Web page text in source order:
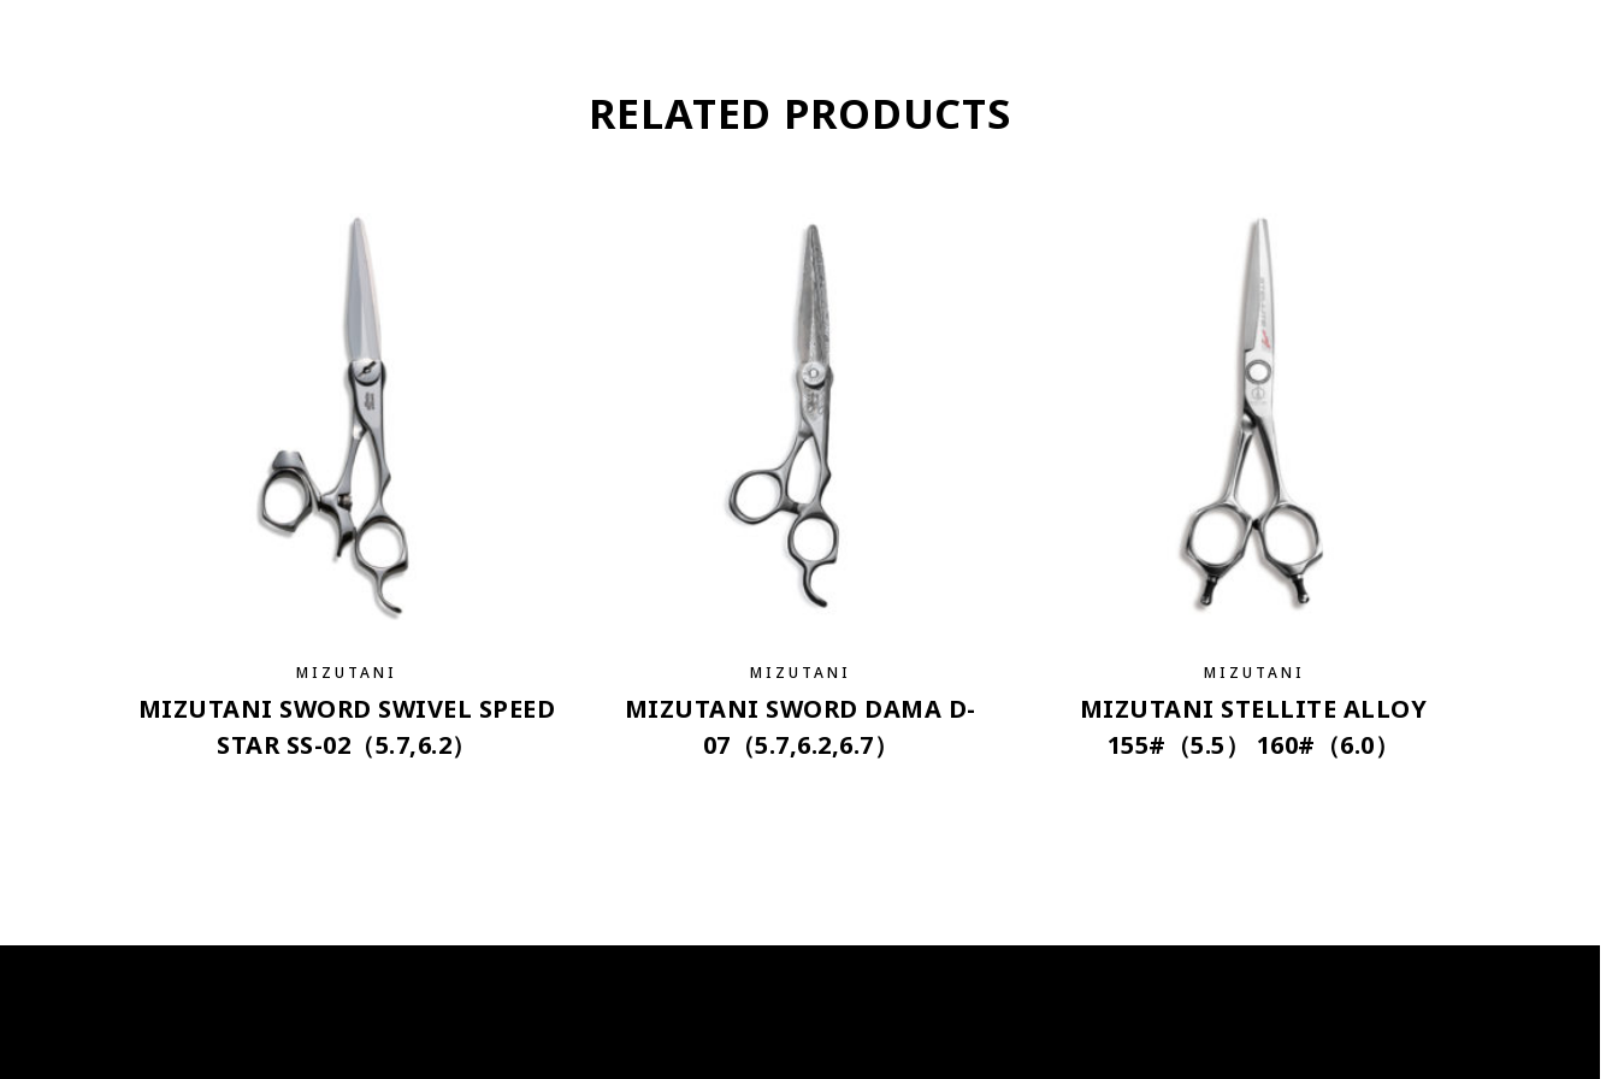
RELATED PRODUCTS
MIZUTANI
MIZUTANI SWORD SWIVEL SPEED
STAR SS-02（5.7,6.2）
MIZUTANI
MIZUTANI SWORD DAMA D-
07（5.7,6.2,6.7）
MIZUTANI
MIZUTANI STELLITE ALLOY
155#（5.5） 160#（6.0）